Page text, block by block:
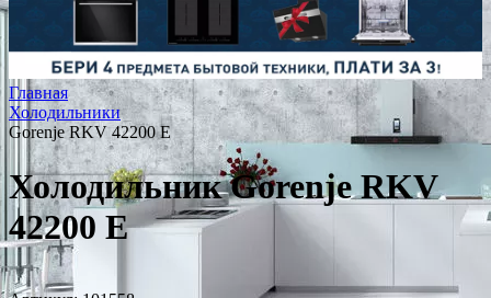
Главная
Холодильники
Gorenje RKV 42200 E
Холодильник Gorenje RKV
42200 E